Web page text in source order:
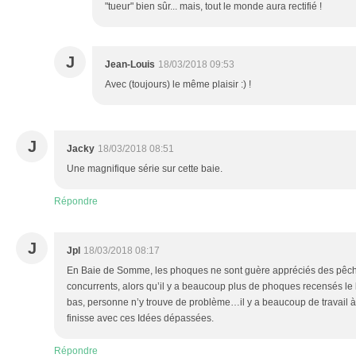
"tueur" bien sûr... mais, tout le monde aura rectifié !
J Jean-Louis 18/03/2018 09:53
Avec (toujours) le même plaisir :) !
J Jacky 18/03/2018 08:51
Une magnifique série sur cette baie.
Répondre
J Jpl 18/03/2018 08:17
En Baie de Somme, les phoques ne sont guère appréciés des
concurrents, alors qu’il y a beaucoup plus de phoques recensés
bas, personne n’y trouve de problème…il y a beaucoup de travail
finisse avec ces Idées dépassées.
Répondre